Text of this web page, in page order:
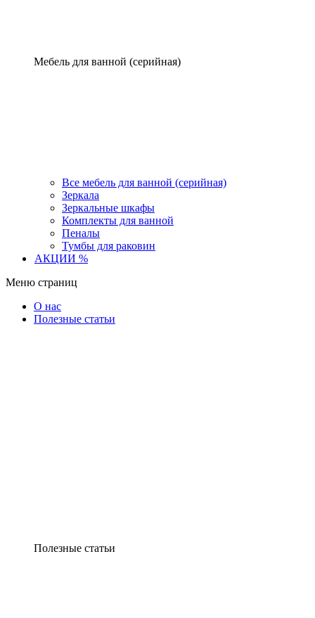
Мебель для ванной (серийная)
Все мебель для ванной (серийная)
Зеркала
Зеркальные шкафы
Комплекты для ванной
Пеналы
Тумбы для раковин
АКЦИИ %
Меню страниц
О нас
Полезные статьи
Полезные статьи